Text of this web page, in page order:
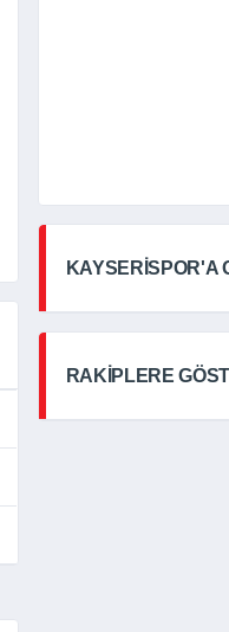
KAYSERİSPOR'A
RAKİPLERE